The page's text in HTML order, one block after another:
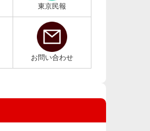
東京民報
お問い合わせ